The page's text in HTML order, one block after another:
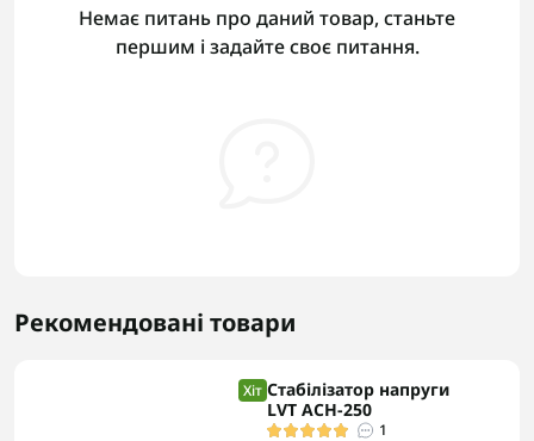
Немає питань про даний товар, станьте
першим і задайте своє питання.
Рекомендовані товари
Хіт Стабілізатор напруги
LVT АCH-250
1